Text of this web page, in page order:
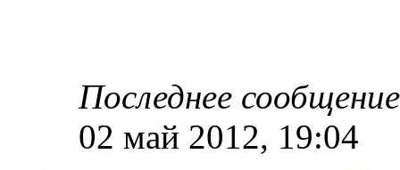
Последнее
02 май 2012, 19:04